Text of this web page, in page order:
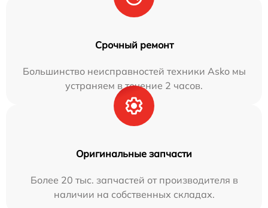
Срочный ремонт
Большинство неисправностей техники Asko мы
устраняем в течение 2 часов.
Оригинальные запчасти
Более 20 тыс. запчастей от производителя в
наличии на собственных складах.